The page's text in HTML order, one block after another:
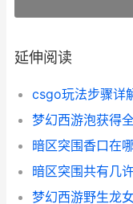
延伸阅读
csgo玩法步骤详
梦幻西游泡获得
暗区突围香口在哪
暗区突围共有几
梦幻西游野生龙